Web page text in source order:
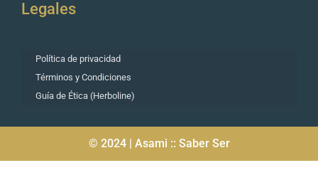
Legales
Política de privacidad
Términos y Condiciones
Guía de Ética (Herboline)
© 2024 | Asami :: Saber Ser